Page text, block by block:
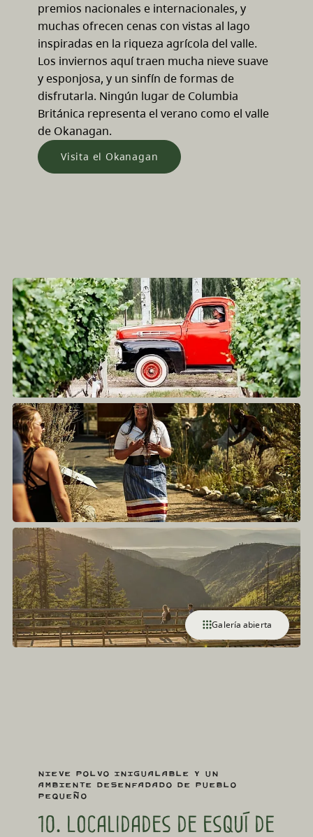
premios nacionales e internacionales, y
muchas ofrecen cenas con vistas al lago
inspiradas en la riqueza agrícola del valle.
Los inviernos aquí traen mucha nieve suave
y esponjosa, y un sinfín de formas de
disfrutarla. Ningún lugar de Columbia
Británica representa el verano como el valle
de Okanagan.
Visita el Okanagan
Galería abierta
Nieve polvo inigualable y un
ambiente desenfadado de pueblo
pequeño
10. Localidades de esquí de